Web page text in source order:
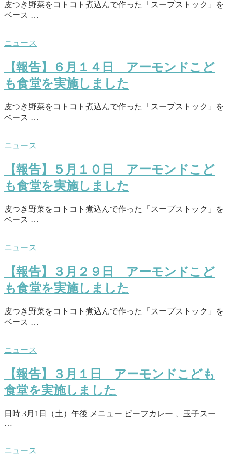
皮つき野菜をコトコト煮込んで作った「スープストック」を
ベース …
ニュース
【報告】６月１４日 アーモンドこど
も食堂を実施しました
皮つき野菜をコトコト煮込んで作った「スープストック」を
ベース …
ニュース
【報告】５月１０日 アーモンドこど
も食堂を実施しました
皮つき野菜をコトコト煮込んで作った「スープストック」を
ベース …
ニュース
【報告】３月２９日 アーモンドこど
も食堂を実施しました
皮つき野菜をコトコト煮込んで作った「スープストック」を
ベース …
ニュース
【報告】３月１日 アーモンドこども
食堂を実施しました
日時 3月1日（土）午後 メニュー ビーフカレー 、玉子スー
…
ニュース